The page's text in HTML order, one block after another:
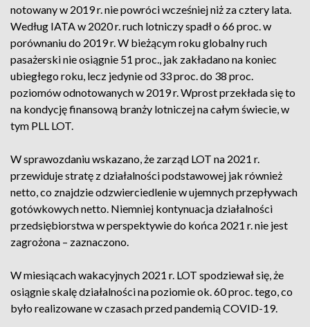
notowany w 2019 r. nie powróci wcześniej niż za cztery lata.
Według IATA w 2020 r. ruch lotniczy spadł o 66 proc. w
porównaniu do 2019 r. W bieżącym roku globalny ruch
pasażerski nie osiągnie 51 proc., jak zakładano na koniec
ubiegłego roku, lecz jedynie od 33 proc. do 38 proc.
poziomów odnotowanych w 2019 r. Wprost przekłada się to
na kondycję finansową branży lotniczej na całym świecie, w
tym PLL LOT.
W sprawozdaniu wskazano, że zarząd LOT na 2021 r.
przewiduje stratę z działalności podstawowej jak również
netto, co znajdzie odzwierciedlenie w ujemnych przepływach
gotówkowych netto. Niemniej kontynuacja działalności
przedsiębiorstwa w perspektywie do końca 2021 r. nie jest
zagrożona – zaznaczono.
W miesiącach wakacyjnych 2021 r. LOT spodziewał się, że
osiągnie skalę działalności na poziomie ok. 60 proc. tego, co
było realizowane w czasach przed pandemią COVID-19.